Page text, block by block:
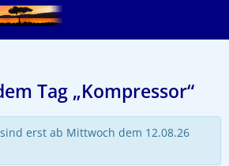
Tag „Kompressor“
erst ab Mittwoch dem 12.08.26